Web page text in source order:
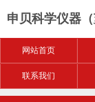
申贝科学仪器
网站首页
联系我们